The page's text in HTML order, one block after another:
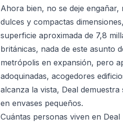
Ahora bien, no se deje
dulces y compactas
superficie aproximada de 7,8
británicas, nada de este asunto
metrópolis en expansión, pero
adoquinadas, acogedores
alcanza la vista, Deal
en envases pequeños.
Cuántas personas viven en Deal